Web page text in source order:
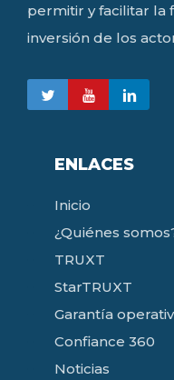
permitir y facilitar la
inversión de los
ENLACES
Inicio
¿Quiénes
TRUXT
StarTRUXT
Garantía
Confiance 360
Noticias